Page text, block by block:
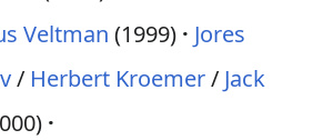
Veltman (1999)
Jores
/ Herbert Kroemer/ Jack